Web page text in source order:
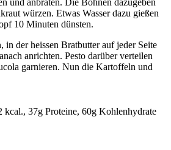
und anbraten. Die Bohnen dazugeben
würzen. Etwas Wasser dazu gießen
10 Minuten dünsten.
der heissen Bratbutter auf jeder Seite
anrichten. Pesto darüber verteilen
garnieren. Nun die Kartoffeln und
kcal., 37g Proteine, 60g Kohlenhydrate